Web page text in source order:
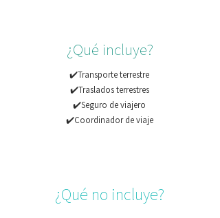
¿Qué incluye?
✔️Transporte terrestre
✔️Traslados terrestres
✔️Seguro de viajero
✔️Coordinador de viaje
¿Qué no incluye?